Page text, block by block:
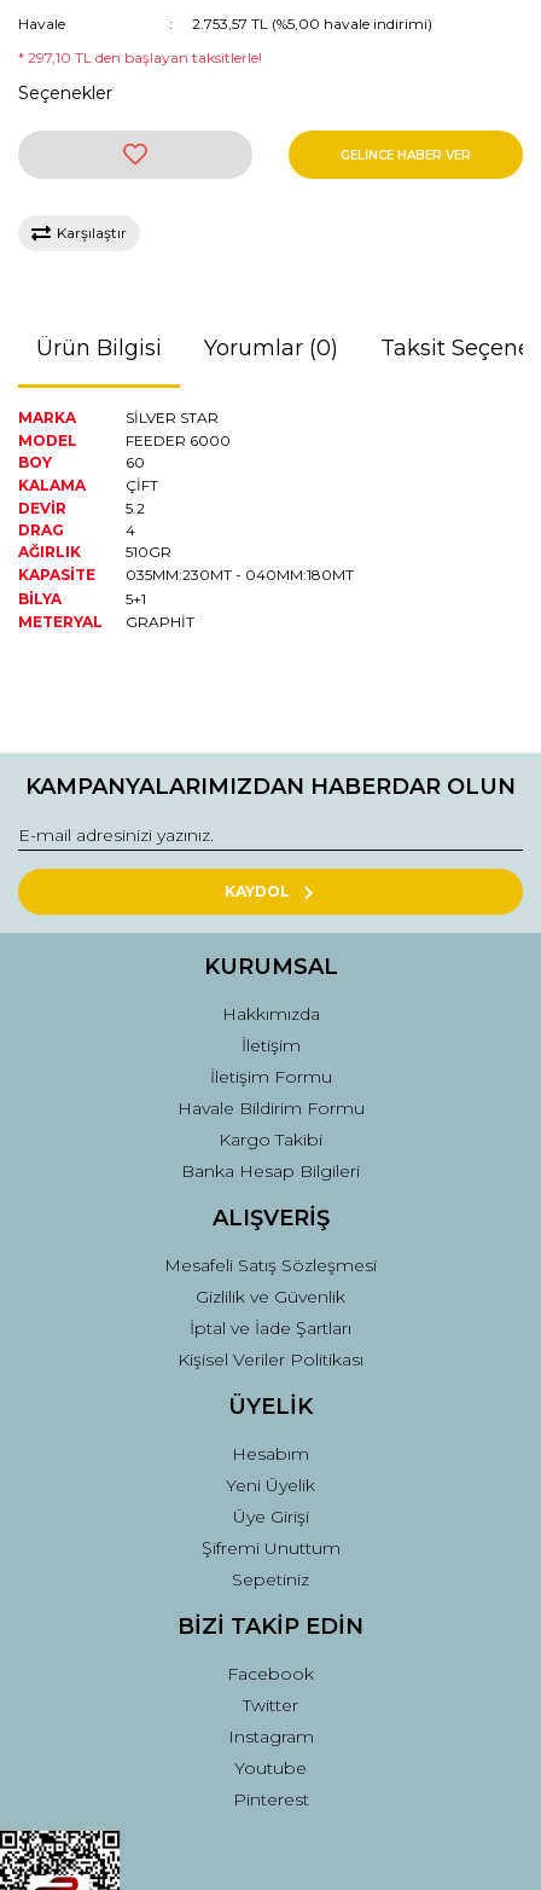
Havale
2.753,57 TL (%5,00 havale indirimi)
* 297,10 TL den başlayan taksitlerle!
Seçenekler
GELİNCE HABER VER
Karşılaştır
Ürün Bilgisi Yorumlar (0) Taksit
MARKA
SİLVER STAR
MODEL
FEEDER 6000
BOY
60
KALAMA
ÇİFT
DEVİR
5.2
DRAG
4
AĞIRLIK
510GR
KAPASİTE
035MM:230MT - 040MM:180MT
BİLYA
5+1
METERYAL
GRAPHİT
konularda yetersiz gördüğünüz noktaları öneri formunu
Görüş ve önerileriniz için teşekkür ederiz.
Ürün resmi kalitesiz, bozuk veya görüntülenemiyor.
Ürün açıklamasında eksik bilgiler bulunuyor.
Ürün fiyatı diğer sitelerden daha pahalı.
Gönder
KAMPANYALARIMIZDAN HABERDAR OLUN
KAYDOL
KURUMSAL
Hakkımızda
İletişim
İletişim Formu
Havale Bildirim Formu
Kargo Takibi
Banka Hesap Bilgileri
ALIŞVERİŞ
Mesafeli Satış Sözleşmesi
Gizlilik ve Güvenlik
İptal ve İade Şartları
Kişisel Veriler Politikası
ÜYELİK
Hesabım
Yeni Üyelik
Üye Girişi
Şifremi Unuttum
Sepetiniz
BİZİ TAKİP EDİN
Facebook
Twitter
Instagram
Youtube
Pinterest